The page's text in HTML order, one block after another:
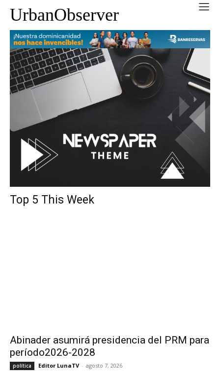
UrbanObserver
Top 5 This Week
Abinader asumirá presidencia del PRM para
período2026-2028
política Editor LunaTV - agosto 7, 2026